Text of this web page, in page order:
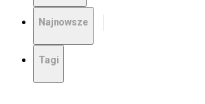
Najnowsze
Tagi